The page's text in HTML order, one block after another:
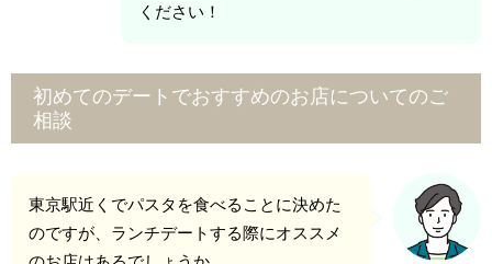
ください！
初めてのデートでおすすめのお店についてのご
相談
東京駅近くでパスタを食べることに決めた
のですが、ランチデートする際にオススメ